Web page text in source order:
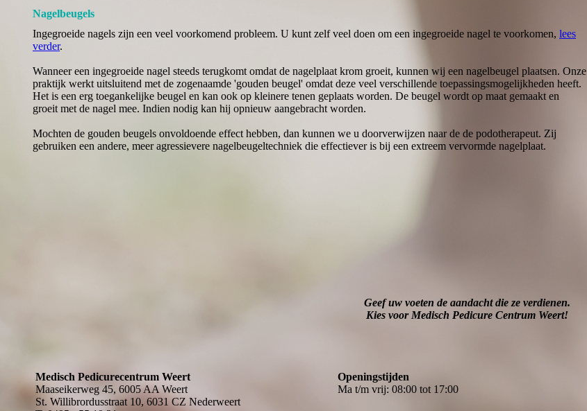
Nagelbeugels
Ingegroeide nagels zijn een veel voorkomend probleem. U kunt zelf veel doen om een ingegroeide nagel te voorkomen, lees
verder.
Wanneer een ingegroeide nagel steeds terugkomt omdat de nagelplaat krom groeit, kunnen wij een nagelbeugel plaatsen. Onze
praktijk werkt uitsluitend met de zogenaamde 'gouden beugel' omdat deze veel verschillende toepassingsmogelijkheden heeft.
Het is een erg toegankelijke beugel en kan ook op kleinere tenen geplaats worden. De beugel wordt op maat gemaakt en
groeit met de nagel mee. Indien nodig kan hij opnieuw aangebracht worden.
Mochten de gouden beugels onvoldoende effect hebben, dan kunnen we u doorverwijzen naar de de podotherapeut. Zij
gebruiken een andere, meer agressievere nagelbeugeltechniek die effectiever is bij een extreem vervormde nagelplaat.
Geef uw voeten de aandacht die ze verdienen.
Kies voor Medisch Pedicure Centrum Weert!
Medisch Pedicurecentrum Weert
Maaseikerweg 45, 6005 AA Weert
St. Willibrordusstraat 10, 6031 CZ Nederweert
Openingstijden
Ma t/m vrij: 08:00 tot 17:00